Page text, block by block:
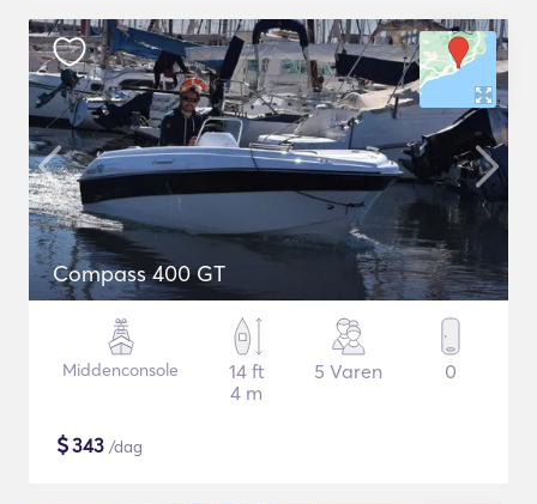
Compass 400 GT
Middenconsole
14 ft
4 m
5 Varen 0
$343 /dag